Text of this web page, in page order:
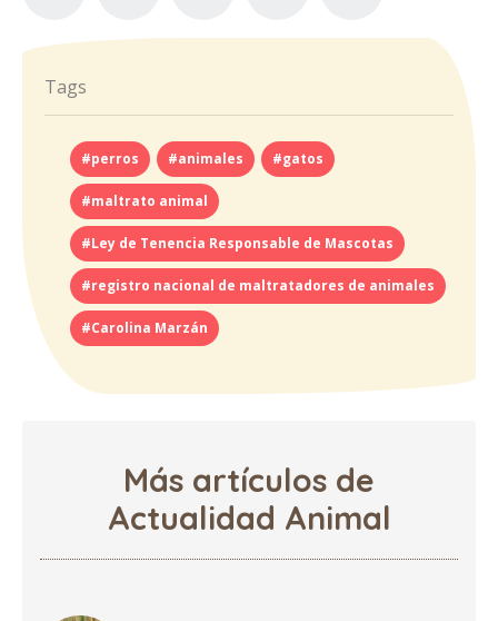
Tags
#perros #animales #gatos
#maltrato animal
#Ley de Tenencia Responsable de Mascotas
#registro nacional de maltratadores de animales
#Carolina Marzán
Más artículos de
Actualidad Animal